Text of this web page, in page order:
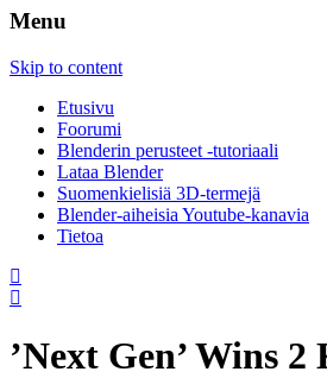
Menu
Skip to content
Etusivu
Foorumi
Blenderin perusteet -tutoriaali
Lataa Blender
Suomenkielisiä 3D-termejä
Blender-aiheisia Youtube-kanavia
Tietoa
’Next Gen’ Wins